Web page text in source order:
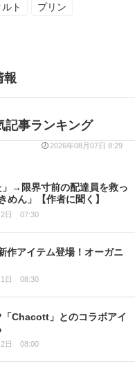
ルト
プリン
報
記事ランキング
2026年08月07日 8:29
→限界寸前の配達員を救っ
めん」【作者に聞く】
2日 07:30
作アイテム登場！オーガニ
1日 08:30
Chacott」とのコラボアイ
2日 08:00